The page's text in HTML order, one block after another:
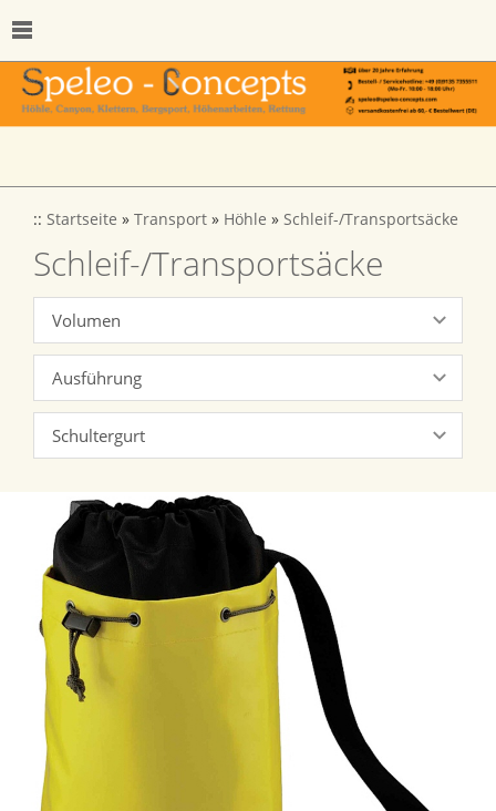
:: Startseite » Transport » Höhle » Schleif-/Transportsäcke
Schleif-/Transportsäcke
Volumen
Ausführung
Schultergurt